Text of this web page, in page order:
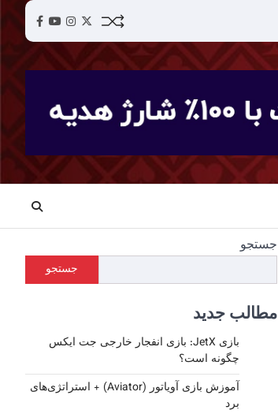
Twitter
Instagram
YouTube
جستجو
جستجو
مطالب جدید
بازی JetX: بازی انفجار خارجی جت ایکس
چگونه است؟
آموزش بازی آویاتور (Aviator) + استراتژی‌های
برد